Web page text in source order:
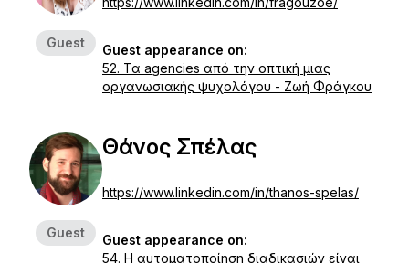
Guest
Guest appearance on:
52. Τα agencies από την οπτική μιας
οργανωσιακής ψυχολόγου - Ζωή Φράγκου
Guest
Θάνος Σπέλας
https://www.linkedin.com/in/thanos-spelas/
Guest appearance on:
54. Η αυτοματοποίηση διαδικασιών είναι